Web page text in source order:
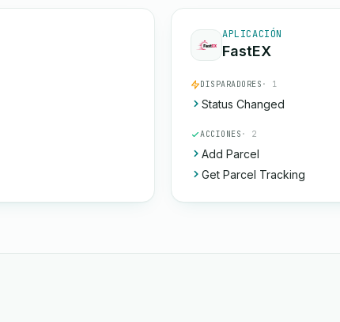
APLICACIÓN
FastEX
DISPARADORES · 1
Status Changed
ACCIONES · 2
Add Parcel
Get Parcel Tracking